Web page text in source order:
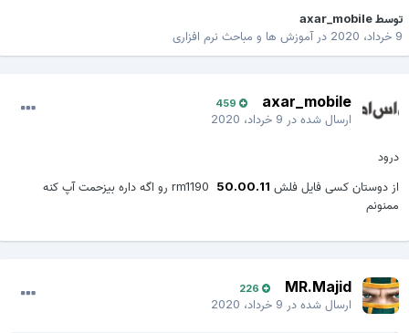
axar_mobile
درآموزش ها و مباحث نرم افزاری
axar_mobile
459
ارسال شده در9 خرداد، 2020
درود
از دوستان کسی فایل فلش 50.00.11
rm1190 رو اگه داره بیزحمت آپ کنه
ممنونم
MR.Majid
226
ارسال شده در9 خرداد، 2020